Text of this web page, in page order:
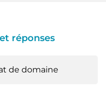
réponses
de domaine